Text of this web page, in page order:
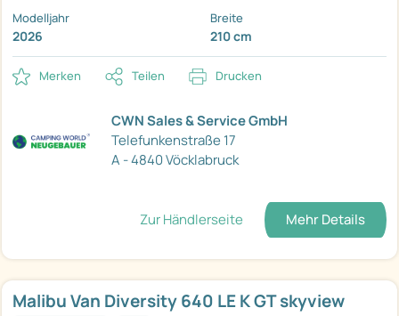
Modelljahr
2026
Breite
210 cm
Merken Teilen Drucken
CWN Sales & Service GmbH
Telefunkenstraße 17
A - 4840 Vöcklabruck
Zur Händlerseite Mehr Details
Malibu Van Diversity 640 LE K GT skyview